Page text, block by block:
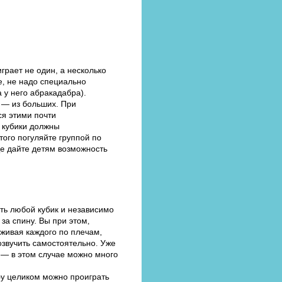
не один, а несколько
не надо специально
него абракадабра).
— из больших. При
этими почти
должны
погуляйте группой по
дайте детям возможность
любой кубик и независимо
спину. Вы при этом,
каждого по плечам,
самостоятельно. Уже
— в этом случае можно много
целиком можно проиграть